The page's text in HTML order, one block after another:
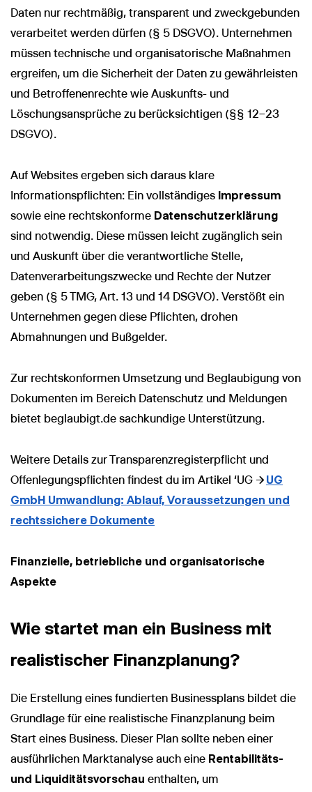
Daten nur rechtmäßig, transparent und zweckgebunden
verarbeitet werden dürfen (§ 5 DSGVO). Unternehmen
müssen technische und organisatorische Maßnahmen
ergreifen, um die Sicherheit der Daten zu gewährleisten
und Betroffenenrechte wie Auskunfts- und
Löschungsansprüche zu berücksichtigen (§§ 12–23
DSGVO).
Auf Websites ergeben sich daraus klare
Informationspflichten: Ein vollständiges Impressum
sowie eine rechtskonforme Datenschutzerklärung
sind notwendig. Diese müssen leicht zugänglich sein
und Auskunft über die verantwortliche Stelle,
Datenverarbeitungszwecke und Rechte der Nutzer
geben (§ 5 TMG, Art. 13 und 14 DSGVO). Verstößt ein
Unternehmen gegen diese Pflichten, drohen
Abmahnungen und Bußgelder.
Zur rechtskonformen Umsetzung und Beglaubigung von
Dokumenten im Bereich Datenschutz und Meldungen
bietet beglaubigt.de sachkundige Unterstützung.
Weitere Details zur Transparenzregisterpflicht und
Offenlegungspflichten findest du im Artikel ‘UG →UG
GmbH Umwandlung: Ablauf, Voraussetzungen und
rechtssichere Dokumente
Finanzielle, betriebliche und organisatorische
Aspekte
Wie startet man ein Business mit
realistischer Finanzplanung?
Die Erstellung eines fundierten Businessplans bildet die
Grundlage für eine realistische Finanzplanung beim
Start eines Business. Dieser Plan sollte neben einer
ausführlichen Marktanalyse auch eine Rentabilitäts-
und Liquiditätsvorschau enthalten, um